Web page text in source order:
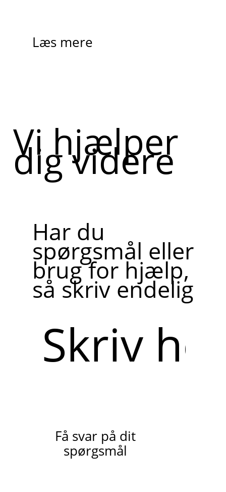
Læs mere
Vi hjælper
dig videre
Har du
spørgsmål eller
brug for hjælp,
så skriv endelig
her
Få svar på dit
spørgsmål